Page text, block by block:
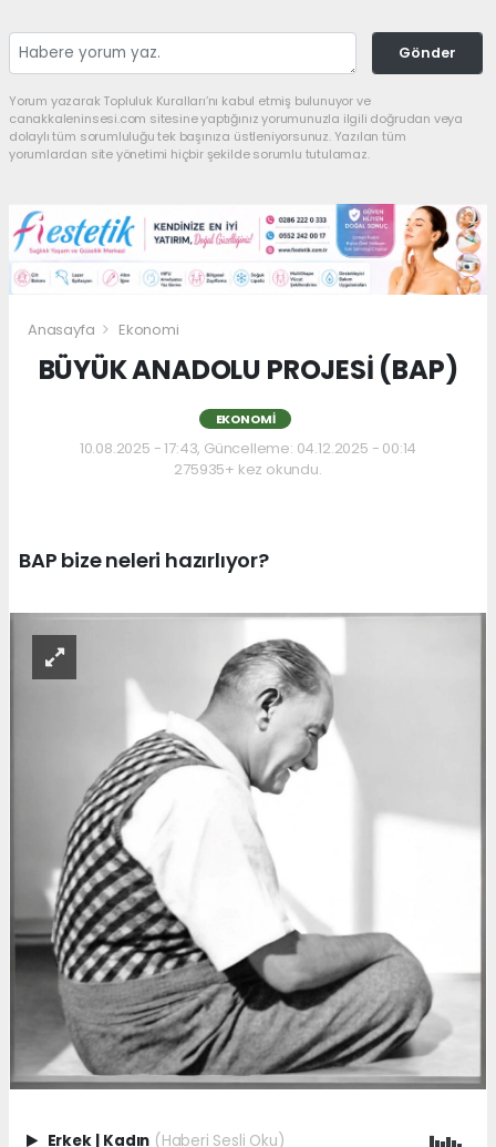
Gönder
Yorum yazarak Topluluk Kuralları’nı kabul etmiş bulunuyor ve
canakkaleninsesi.com sitesine yaptığınız yorumunuzla ilgili doğrudan veya
dolaylı tüm sorumluluğu tek başınıza üstleniyorsunuz. Yazılan tüm
yorumlardan site yönetimi hiçbir şekilde sorumlu tutulamaz.
Anasayfa Ekonomi
BÜYÜK ANADOLU PROJESİ (BAP)
EKONOMI
10.08.2025 - 17:43, Güncelleme: 04.12.2025 - 00:14
275935+ kez okundu.
BAP bize neleri hazırlıyor?
Erkek | Kadın (Haberi Sesli Oku)